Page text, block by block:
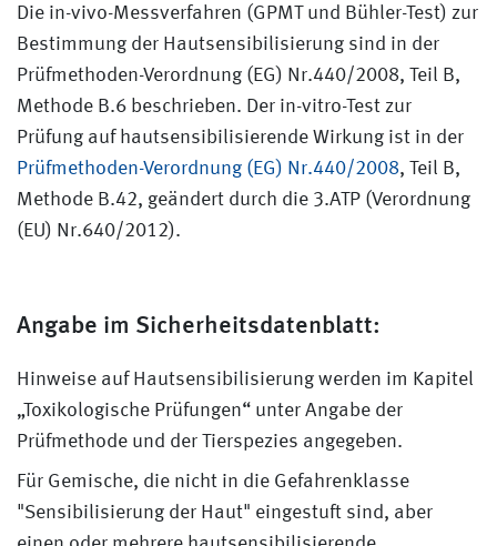
Die in-vivo-Messverfahren (GPMT und Bühler-Test) zur
Bestimmung der Hautsensibilisierung sind in der
Prüfmethoden-Verordnung (EG) Nr.440/2008, Teil B,
Methode B.6 beschrieben. Der in-vitro-Test zur
Prüfung auf hautsensibilisierende Wirkung ist in der
Prüfmethoden-Verordnung (EG) Nr.440/2008, Teil B,
Methode B.42, geändert durch die 3.ATP (Verordnung
(EU) Nr.640/2012).
Angabe im Sicherheitsdatenblatt:
Hinweise auf Hautsensibilisierung werden im Kapitel
„Toxikologische Prüfungen“ unter Angabe der
Prüfmethode und der Tierspezies angegeben.
Für Gemische, die nicht in die Gefahrenklasse
"Sensibilisierung der Haut" eingestuft sind, aber